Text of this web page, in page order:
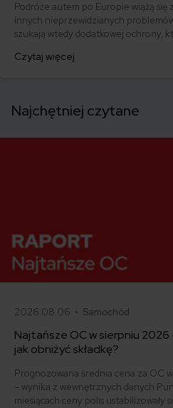
Podróże autem po Europie wiążą się
innych nieprzewidzianych
szukają wtedy dodatkowej ochrony,
kraju. Jednym z rozwiązań, które
Czytaj więcej
Najchętniej czytane
2026.08.06 • Samochód
Najtańsze OC w sierpniu
jak obniżyć składkę?
Prognozowana średnia cena za OC
– wynika z wewnętrznych danych
miesiącach ceny polis ustabilizowały